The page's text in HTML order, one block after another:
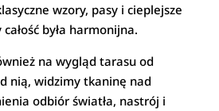
wzory, pasy i cieplejsze
była harmonijna.
na wygląd tarasu od
nią, widzimy tkaninę nad
odbiór światła, nastrój i